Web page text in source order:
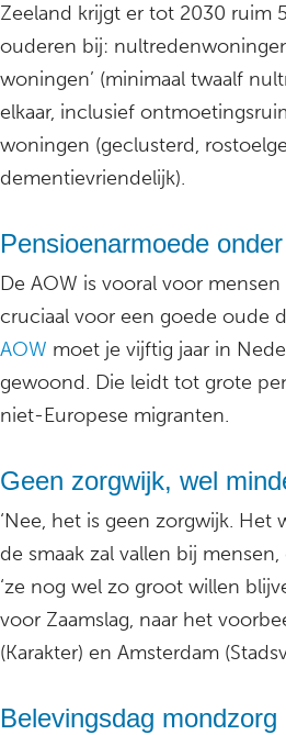
Zeeland krijgt er tot 2030 ruim
ouderen bij:
woningen’ (minimaal twaalf
elkaar, inclusief
woningen (geclusterd,
dementievriendelijk).
Pensioenarmoede
De AOW is vooral voor
cruciaal voor een goede oude
AOW moet je vijftig jaar in
gewoond. Die leidt tot grote
niet-Europese migranten.
Geen zorgwijk, wel
‘Nee, het is geen zorgwijk. Het
de smaak zal vallen bij
‘ze nog wel zo groot willen
voor Zaamslag, naar het
(Karakter) en Amsterdam
Belevingsdag